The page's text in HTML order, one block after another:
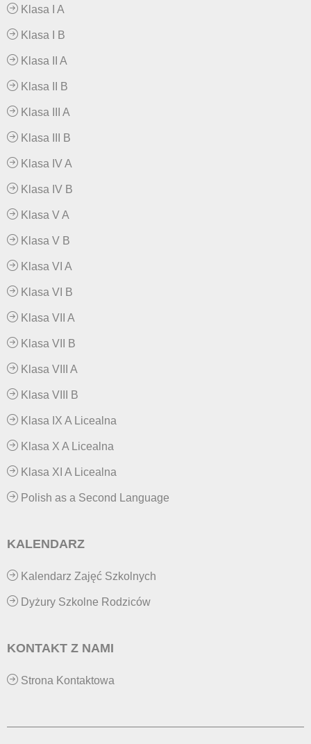
Klasa I A
Klasa I B
Klasa II A
Klasa II B
Klasa III A
Klasa III B
Klasa IV A
Klasa IV B
Klasa V A
Klasa V B
Klasa VI A
Klasa VI B
Klasa VII A
Klasa VII B
Klasa VIII A
Klasa VIII B
Klasa IX A Licealna
Klasa X A Licealna
Klasa XI A Licealna
Polish as a Second Language
KALENDARZ
Kalendarz Zajęć Szkolnych
Dyżury Szkolne Rodziców
KONTAKT Z NAMI
Strona Kontaktowa